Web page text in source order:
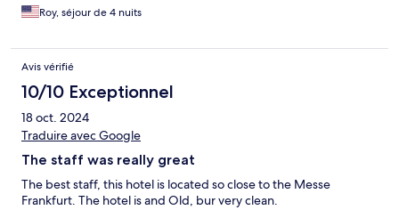
Roy, séjour de 4 nuits
Avis vérifié
10/10 Exceptionnel
18 oct. 2024
Traduire avec Google
The staff was really great
The best staff, this hotel is located so close to the Messe
Frankfurt. The hotel is and Old, bur very clean.